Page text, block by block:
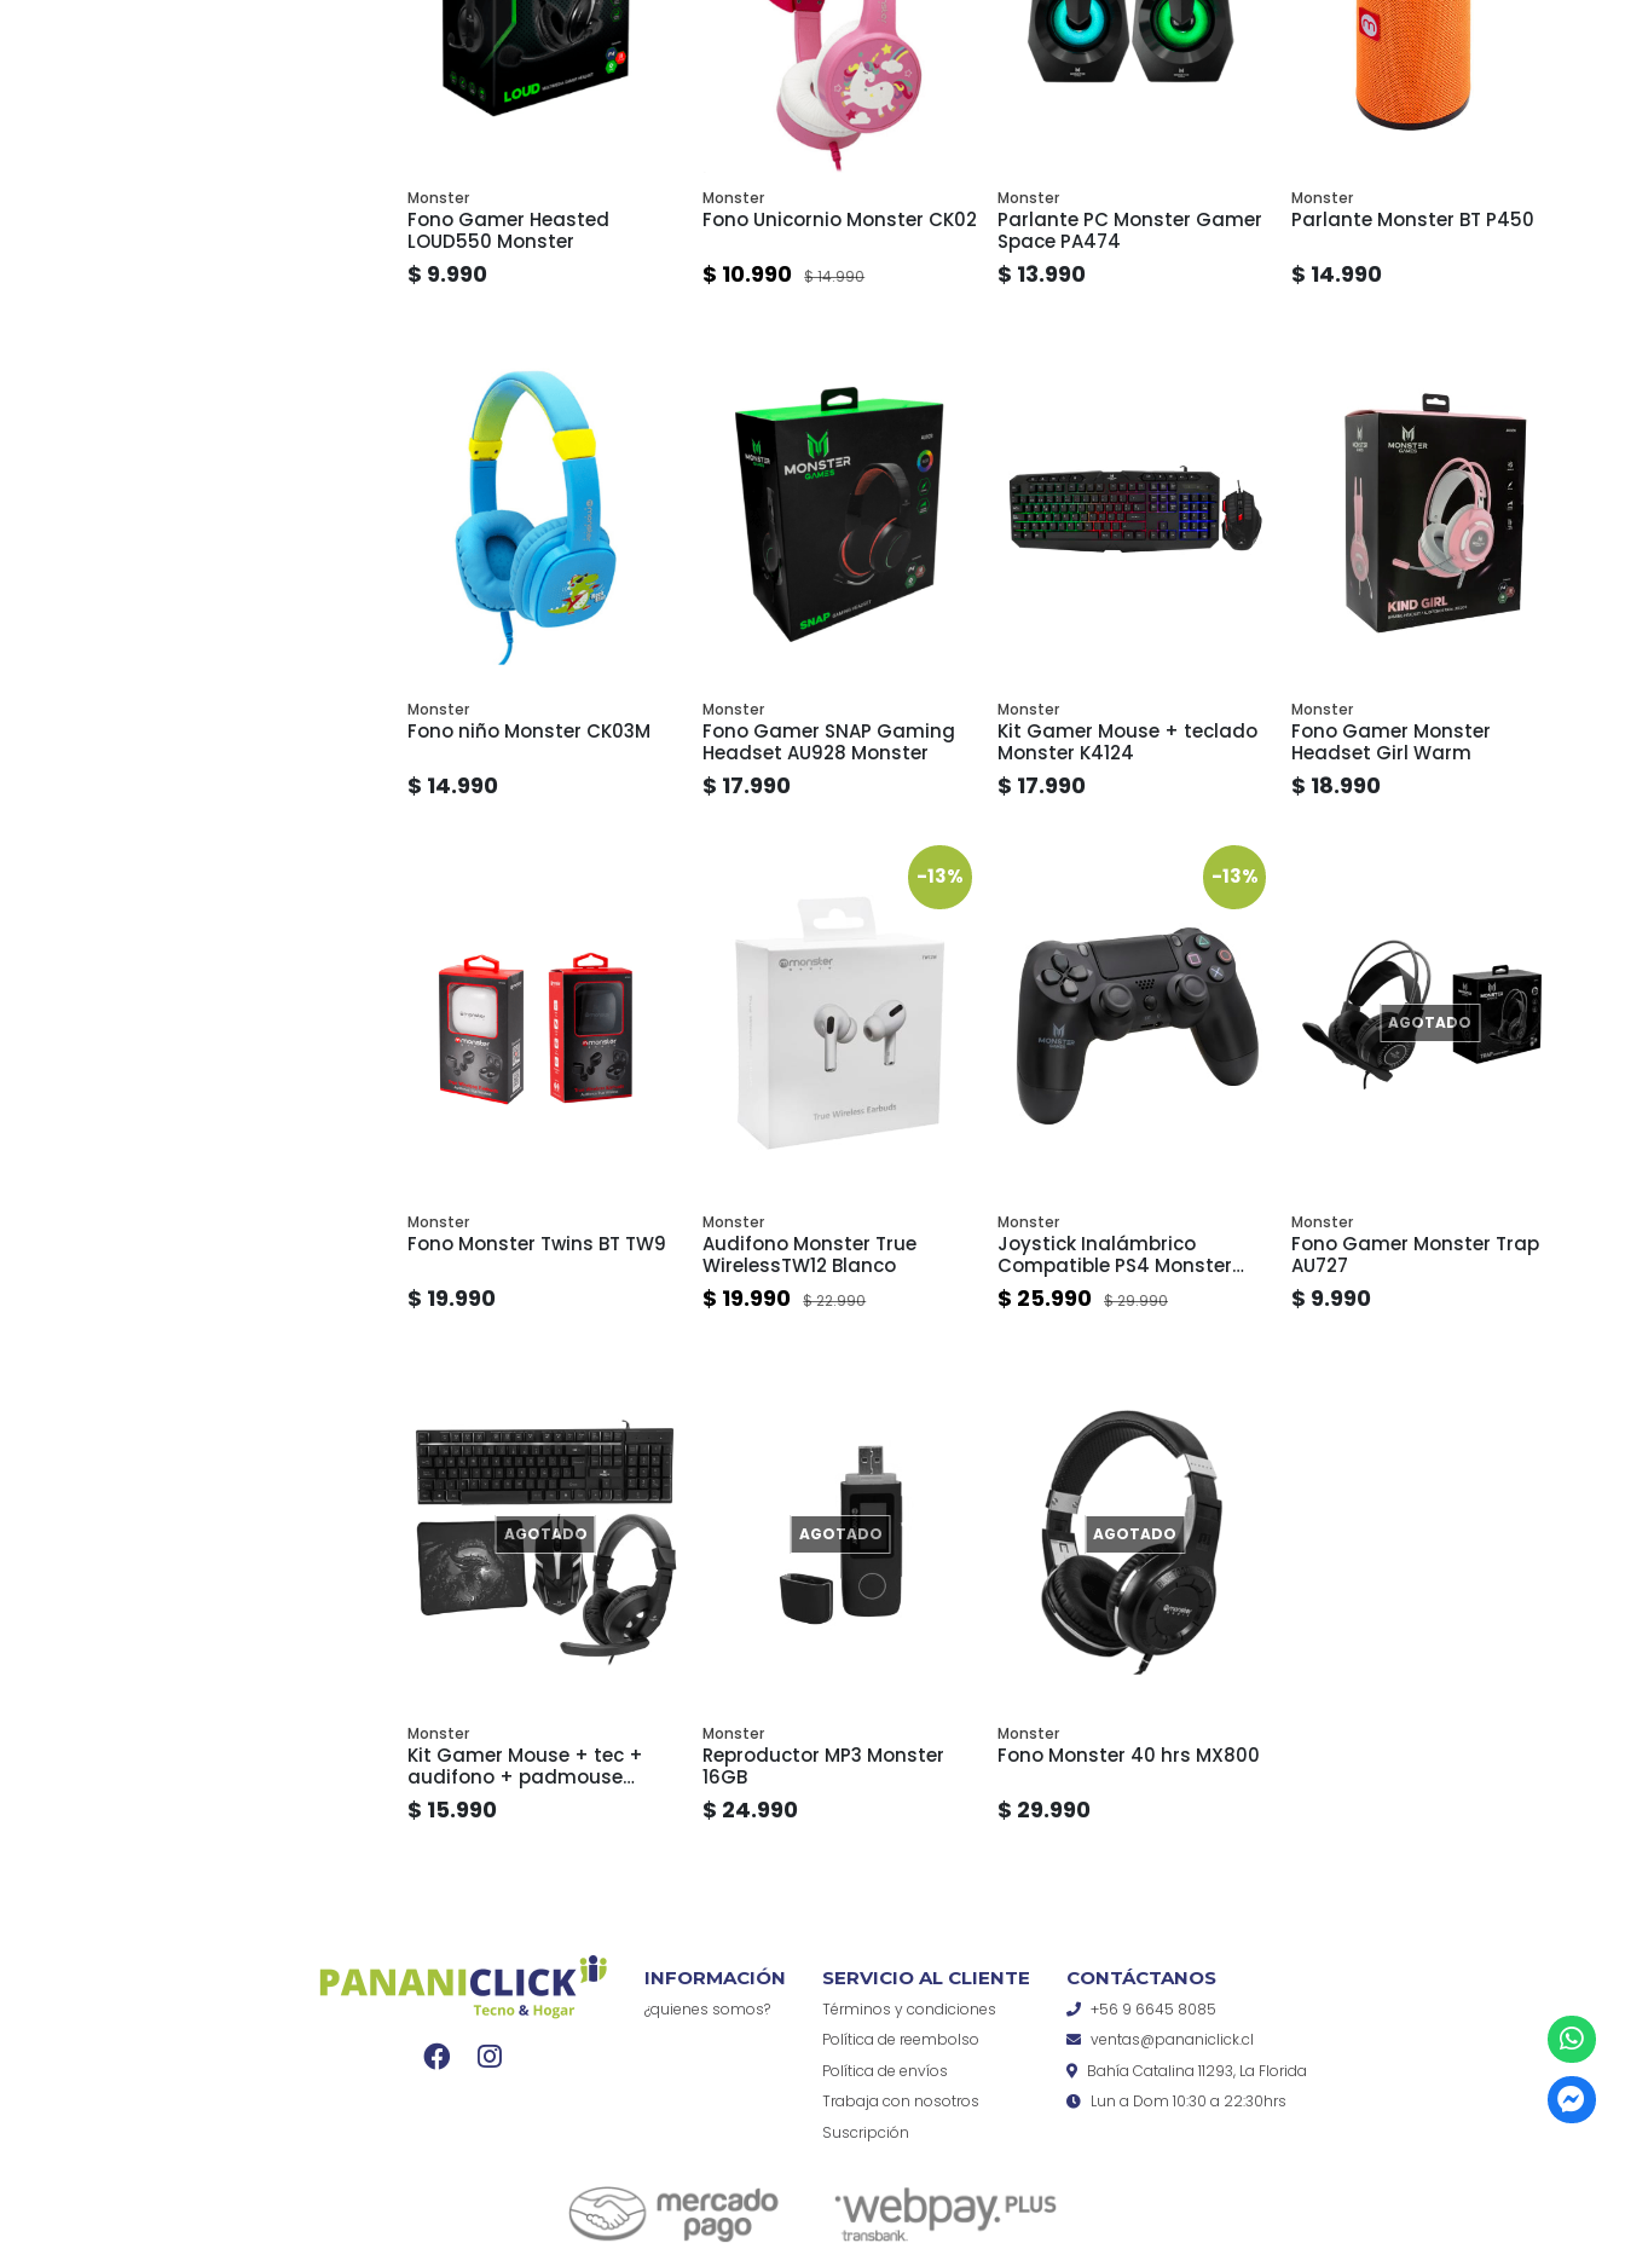
Monster
Fono Gamer Heasted
LOUD550 Monster
$ 9.990
Monster
Fono Unicornio Monster CK02
$ 10.990 $ 14.990
Monster
Parlante PC Monster Gamer
Space PA474
$ 13.990
Monster
Parlante Monster BT P450
$ 14.990
Monster
Fono niño Monster CK03M
$ 14.990
Monster
Fono Gamer SNAP Gaming
Headset AU928 Monster
$ 17.990
Monster
Kit Gamer Mouse + teclado
Monster K4124
$ 17.990
Monster
Fono Gamer Monster
Headset Girl Warm
$ 18.990
Monster
Fono Monster Twins BT TW9
$ 19.990
-13%
Monster
Audifono Monster True
WirelessTW12 Blanco
$ 19.990 $ 22.990
-13%
Monster
Joystick Inalámbrico
Compatible PS4 Monster
5065 Bluetooth con
Vibración y Panel Táctil
$ 25.990 $ 29.990
AGOTADO
Monster
Fono Gamer Monster Trap
AU727
$ 9.990
AGOTADO
Monster
Kit Gamer Mouse + tec +
audifono + padmouse
Monster K4125
$ 15.990
AGOTADO
Monster
Reproductor MP3 Monster
16GB
$ 24.990
AGOTADO
Monster
Fono Monster 40 hrs MX800
$ 29.990
INFORMACIÓN
¿quienes somos?
SERVICIO AL CLIENTE
Términos y condiciones
Política de reembolso
Política de envíos
Trabaja con nosotros
Suscripción
CONTÁCTANOS
+56 9 6645 8085
ventas@pananiclick.cl
Bahía Catalina 11293, La Florida
Lun a Dom 10:30 a 22:30hrs